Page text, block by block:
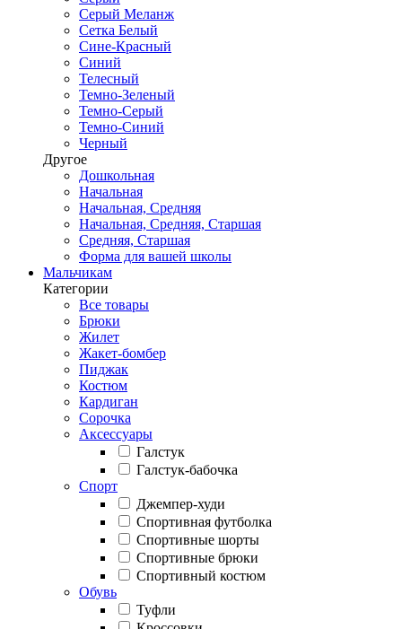
Серый Меланж
Сетка Белый
Сине-Красный
Синий
Телесный
Темно-Зеленый
Темно-Серый
Темно-Синий
Черный
Другое
Дошкольная
Начальная
Начальная, Средняя
Начальная, Средняя, Старшая
Средняя, Старшая
Форма для вашей школы
Мальчикам
Категории
Все товары
Брюки
Жилет
Жакет-бомбер
Пиджак
Костюм
Кардиган
Сорочка
Аксессуары
Галстук
Галстук-бабочка
Спорт
Джемпер-худи
Спортивная футболка
Спортивные шорты
Спортивные брюки
Спортивный костюм
Обувь
Туфли